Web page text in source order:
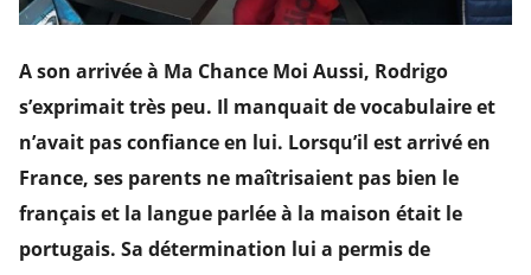
A son arrivée à Ma Chance Moi Aussi, Rodrigo
s’exprimait très peu. Il manquait de vocabulaire et
n’avait pas confiance en lui. Lorsqu’il est arrivé en
France, ses parents ne maîtrisaient pas bien le
français et la langue parlée à la maison était le
portugais. Sa détermination lui a permis de